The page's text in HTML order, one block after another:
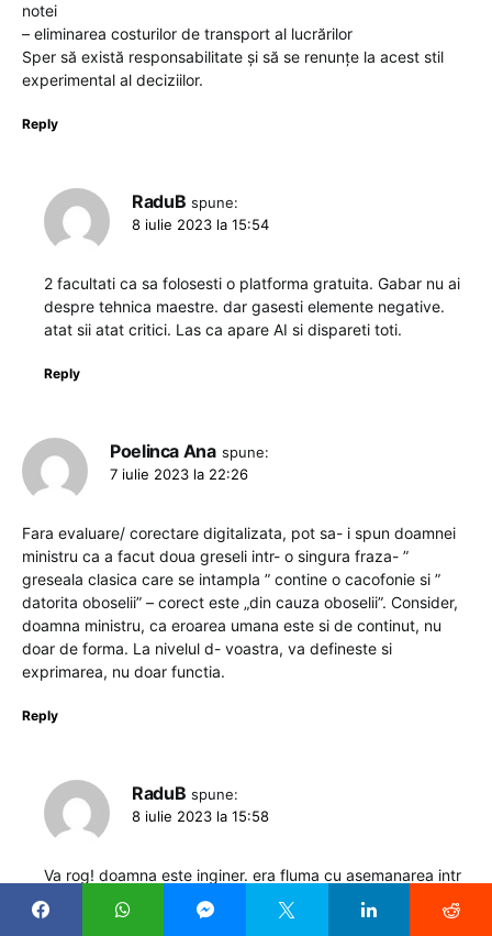
notei
– eliminarea costurilor de transport al lucrărilor
Sper să există responsabilitate și să se renunțe la acest stil
experimental al deciziilor.
Reply
RaduB spune:
8 iulie 2023 la 15:54
2 facultati ca sa folosesti o platforma gratuita. Gabar nu ai
despre tehnica maestre. dar gasesti elemente negative.
atat sii atat critici. Las ca apare AI si dispareti toti.
Reply
Poelinca Ana spune:
7 iulie 2023 la 22:26
Fara evaluare/ corectare digitalizata, pot sa- i spun doamnei
ministru ca a facut doua greseli intr- o singura fraza- ”
greseala clasica care se intampla ” contine o cacofonie si ”
datorita oboselii” – corect este „din cauza oboselii”. Consider,
doamna ministru, ca eroarea umana este si de continut, nu
doar de forma. La nivelul d- voastra, va defineste si
exprimarea, nu doar functia.
Reply
RaduB spune:
8 iulie 2023 la 15:58
Va rog! doamna este inginer. era fluma cu asemanarea intr
caine si inginer „ambii au priviri inteligente dar nu pot sa se
exprime” De aceea doamna a renuntat sa fie inginer *-ii